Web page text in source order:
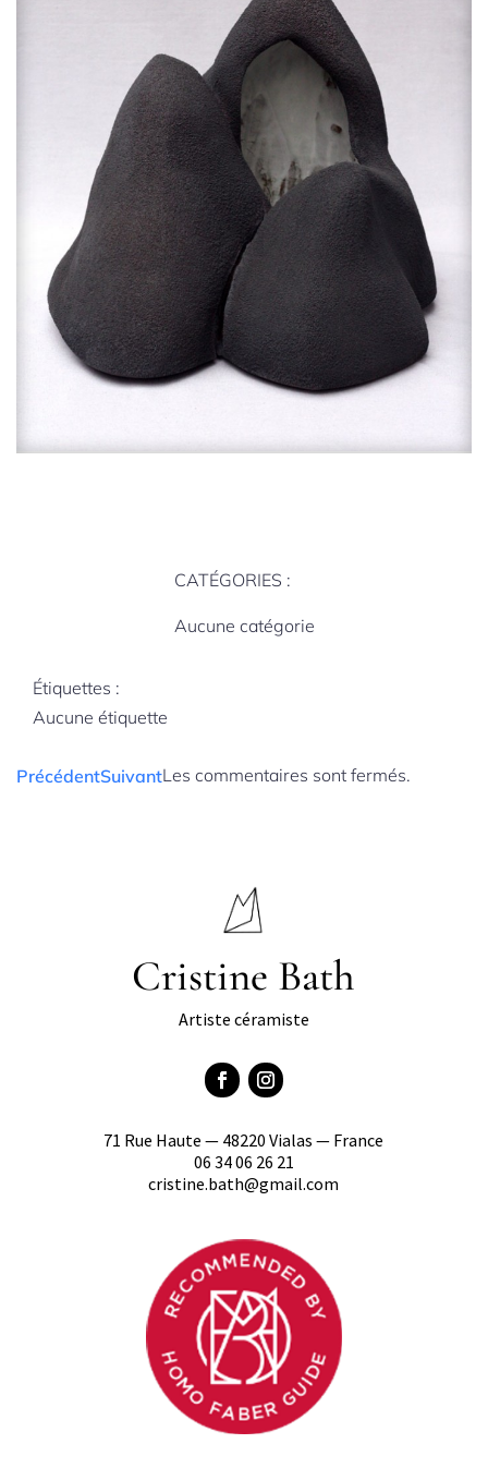
CATÉGORIES :
Aucune catégorie
Étiquettes :
Aucune étiquette
PrécédentSuivantLes commentaires sont fermés.
Cristine Bath
Artiste céramiste
71 Rue Haute — 48220 Vialas — France
06 34 06 26 21
cristine.bath@gmail.com